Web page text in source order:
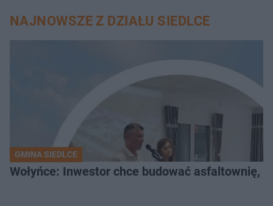
NAJNOWSZE Z DZIAŁU SIEDLCE
GMINA SIEDLCE
Wołyńce: Inwestor chce budować asfaltownię,